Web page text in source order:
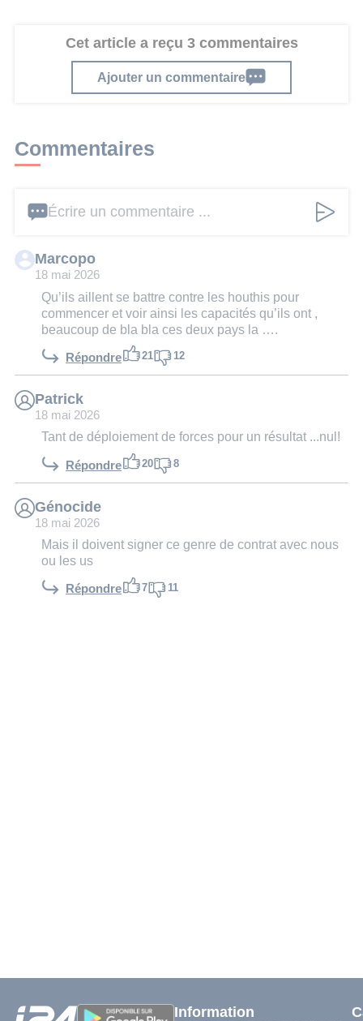
Cet article a reçu 3 commentaires
Ajouter un commentaire
Commentaires
Écrire un commentaire ...
Marcopo
18 mai 2026
Qu’ils aillent se battre contre les houthis pour
commencer et voir ainsi les capacités qu’ils ont ,
beaucoup de bla bla ces deux pays la ….
Répondre 21 12
Patrick
18 mai 2026
Tant de déploiement de forces pour un résultat ...nul!
Répondre 20 8
Génocide
18 mai 2026
Mais il doivent signer ce genre de contrat avec nous
ou les us
Répondre 7 11
Information